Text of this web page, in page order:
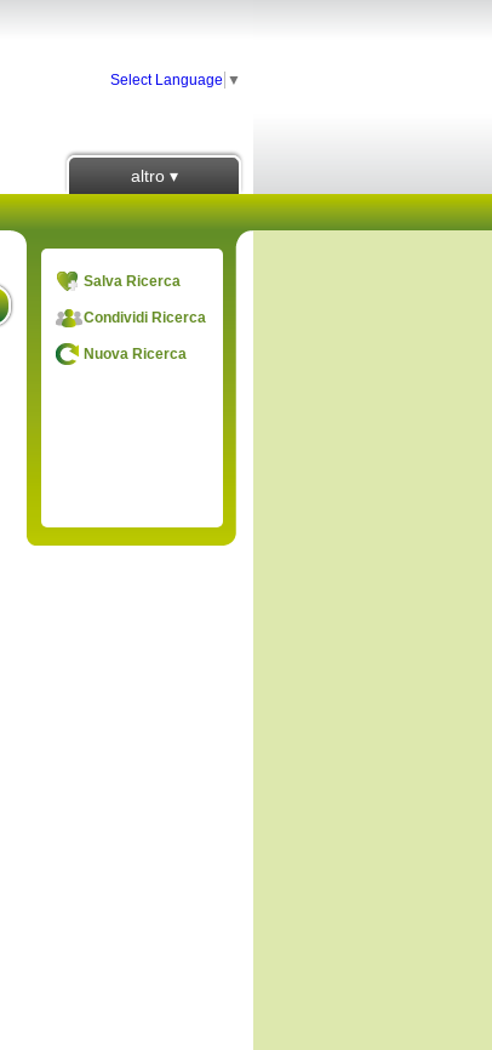
altro ▾
Select Language ▼
Salva Ricerca
Condividi Ricerca
Nuova Ricerca